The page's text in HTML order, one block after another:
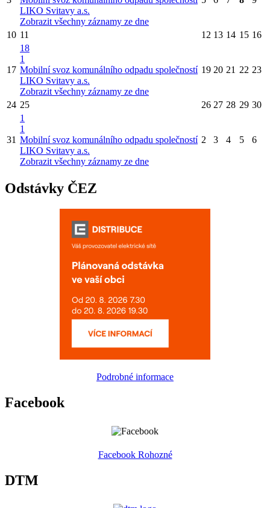
LIKO Svitavy a.s.
Zobrazit všechny záznamy ze dne
10 11 12 13 14 15 16
17
18
1
Mobilní svoz komunálního odpadu společností
LIKO Svitavy a.s.
Zobrazit všechny záznamy ze dne
19 20 21 22 23
24 25 26 27 28 29 30
31
1
1
Mobilní svoz komunálního odpadu společností
LIKO Svitavy a.s.
Zobrazit všechny záznamy ze dne
2 3 4 5 6
Odstávky ČEZ
Podrobné informace
Facebook
Facebook Rohozné
DTM